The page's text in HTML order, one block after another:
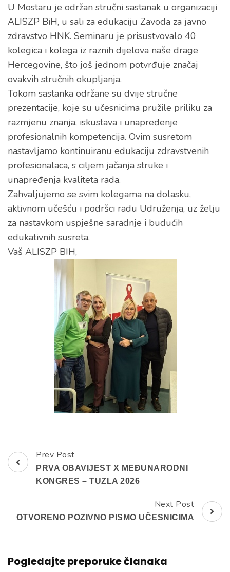
U Mostaru je održan stručni sastanak u organizaciji
ALISZP BiH, u sali za edukaciju Zavoda za javno
zdravstvo HNK. Seminaru je prisustvovalo 40
kolegica i kolega iz raznih dijelova naše drage
Hercegovine, što još jednom potvrđuje značaj
ovakvih stručnih okupljanja.
Tokom sastanka održane su dvije stručne
prezentacije, koje su učesnicima pružile priliku za
razmjenu znanja, iskustava i unapređenje
profesionalnih kompetencija. Ovim susretom
nastavljamo kontinuiranu edukaciju zdravstvenih
profesionalaca, s ciljem jačanja struke i
unapređenja kvaliteta rada.
Zahvaljujemo se svim kolegama na dolasku,
aktivnom učešću i podršci radu Udruženja, uz želju
za nastavkom uspješne saradnje i budućih
edukativnih susreta.
Vaš ALISZP BIH,
Post
Navigation
Prev Post
PRVA OBAVIJEST X MEĐUNARODNI
KONGRES – TUZLA 2026
Next Post
OTVORENO POZIVNO PISMO UČESNICIMA
Pogledajte preporuke članaka